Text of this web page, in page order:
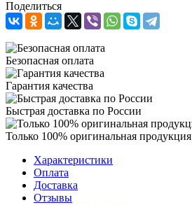
Поделиться
Безопасная оплата
Гарантия качества
Быстрая доставка по России
Только 100% оригинальная продукция
Характеристики
Оплата
Доставка
Отзывы